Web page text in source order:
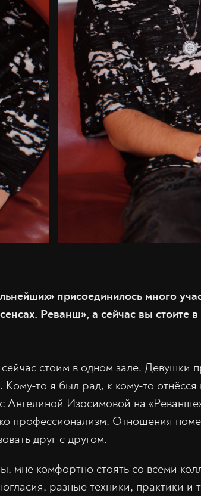
присоединилось много
Реванш», а сейчас вы стоите
стоим в одном зале. Девушки
Кому-то я был рад, к кому-то
Ангелиной Изосимовой на
профессионализм. Отношения
друг с другом.
мне комфортно стоять со всеми
разные техники, практики и